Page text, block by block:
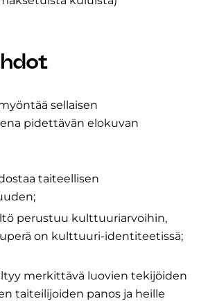
sellaisen
pidettävän elokuvan
taiteellisen
perustuu kulttuuriarvoihin,
on kulttuuri-identiteetissä;
merkittävä luovien tekijöiden
taiteilijoiden panos ja heille